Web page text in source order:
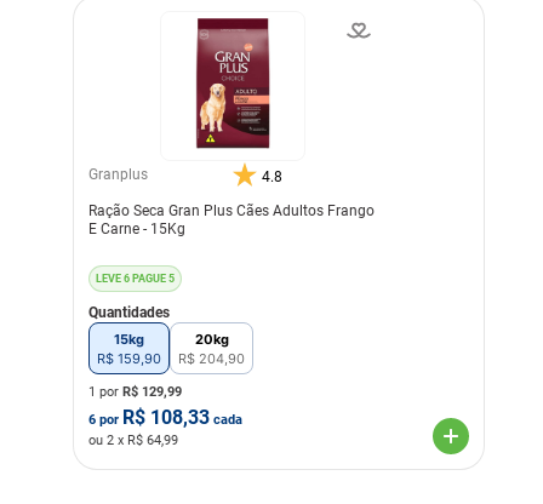
Granplus 4.8
Ração Seca Gran Plus Cães Adultos Frango
E Carne - 15Kg
LEVE 6 PAGUE 5
Quantidades
15kg
R$ 159,90
20kg
R$ 204,90
1 por R$ 129,99
6 por R$ 108,33 cada
ou 2 x R$ 64,99